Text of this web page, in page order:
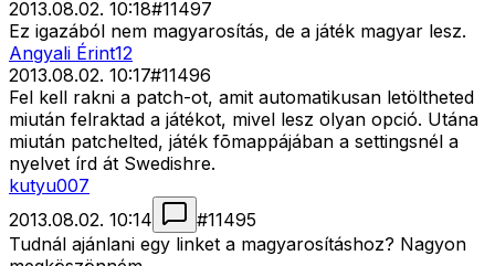
2013.08.02. 10:18#11497
Ez igazából nem magyarosítás, de a játék magyar lesz.
Angyali Érint12
2013.08.02. 10:17#11496
Fel kell rakni a patch-ot, amit automatikusan letöltheted
miután felraktad a játékot, mivel lesz olyan opció. Utána
miután patchelted, játék fõmappájában a settingsnél a
nyelvet írd át Swedishre.
kutyu007
2013.08.02. 10:14
#11495
Tudnál ajánlani egy linket a magyarosításhoz? Nagyon